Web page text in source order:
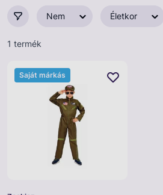
Nem Életkor
1 termék
Saját márkás